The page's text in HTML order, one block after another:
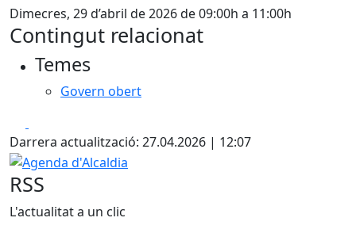
Dimecres, 29 d’abril de 2026 de 09:00h a 11:00h
Contingut relacionat
Temes
Govern obert
Darrera actualització: 27.04.2026 | 12:07
Agenda d'Alcaldia
RSS
L'actualitat a un clic